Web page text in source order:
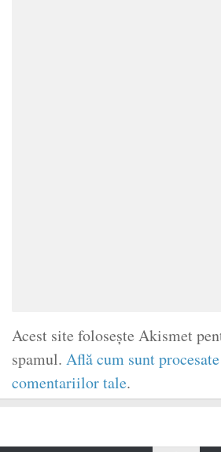
Acest site folosește Akismet
spamul. Află cum sunt
comentariilor tale.